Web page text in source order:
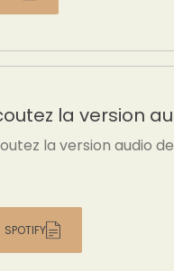
la version
la version audio
SPOTIFY